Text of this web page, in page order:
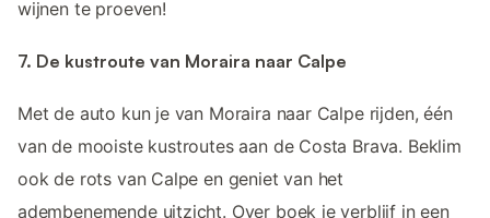
wijnen te proeven!
7. De kustroute van Moraira naar Calpe
Met de auto kun je van Moraira naar Calpe rijden, één
van de mooiste kustroutes aan de Costa Brava. Beklim
ook de rots van Calpe en geniet van het
adembenemende uitzicht. Over boek je verblijf in een